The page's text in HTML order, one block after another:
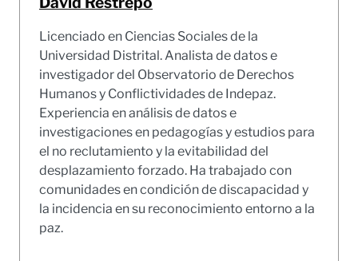
Licenciado en Ciencias Sociales de la
Universidad Distrital. Analista de datos e
investigador del Observatorio de Derechos
Humanos y Conflictividades de Indepaz.
Experiencia en análisis de datos e
investigaciones en pedagogías y estudios para
el no reclutamiento y la evitabilidad del
desplazamiento forzado. Ha trabajado con
comunidades en condición de discapacidad y
la incidencia en su reconocimiento entorno a la
paz.